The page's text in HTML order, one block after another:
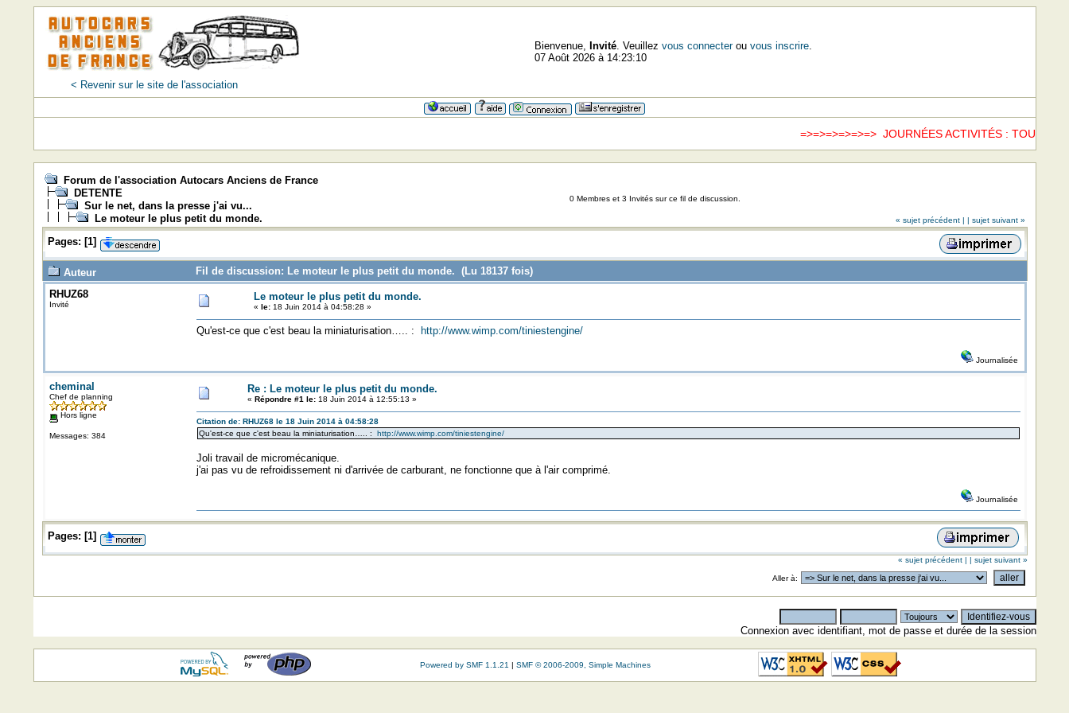
< Revenir sur le site de l'association
Bienvenue, Invité. Veuillez vous connecterou vous inscrire.
07 Août 2026 à 14:23:10
=>=>=>=>=>=> JOURNÉES ACTIVITÉS : TOUS
Forum de l'association Autocars Anciens de France
DETENTE
Sur le net, dans la presse j'ai vu...
Le moteur le plus petit du monde.
0 Membres et 3 Invités sur ce fil de discussion.
« sujet précédent | | sujet suivant »
Pages: [1]
Auteur
Fil de discussion: Le moteur le plus petit du monde. (Lu 18137 fois)
RHUZ68
Invité
Le moteur le plus petit du monde.
« le:18 Juin 2014 à 04:58:28 »
Qu'est-ce que c'est beau la miniaturisation….. : http://www.wimp.com/tiniestengine/
Journalisée
cheminal
Chef de planning
Hors ligne
Messages: 384
Re : Le moteur le plus petit du monde.
« Répondre #1 le:18 Juin 2014 à 12:55:13 »
Citation de: RHUZ68 le 18 Juin 2014 à 04:58:28
Qu'est-ce que c'est beau la miniaturisation….. : http://www.wimp.com/tiniestengine/
Joli travail de micromécanique.
j'ai pas vu de refroidissement ni d'arrivée de carburant, ne fonctionne que à l'air comprimé.
Journalisée
Pages: [1]
« sujet précédent | | sujet suivant »
Aller à:
Connexion avec identifiant, mot de passe et durée de la session
Powered by SMF 1.1.21 | SMF © 2006-2009, Simple Machines